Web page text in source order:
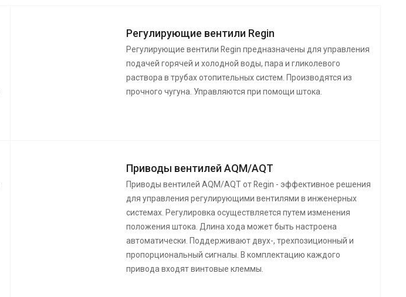
Регулирующие вентили Regin
Регулирующие вентили Regin предназначены для управления
подачей горячей и холодной воды, пара и гликолевого
раствора в трубах отопительных систем. Производятся из
прочного чугуна. Управляются при помощи штока.
Приводы вентилей AQM/AQT
Приводы вентилей AQM/AQT от Regin - эффективное решения
для управления регулирующими вентилями в инженерных
системах. Регулировка осуществляется путем изменения
положения штока. Длина хода может быть настроена
автоматически. Поддерживают двух-, трехпозиционный и
пропорциональный сигналы. В комплектацию каждого
привода входят винтовые клеммы.